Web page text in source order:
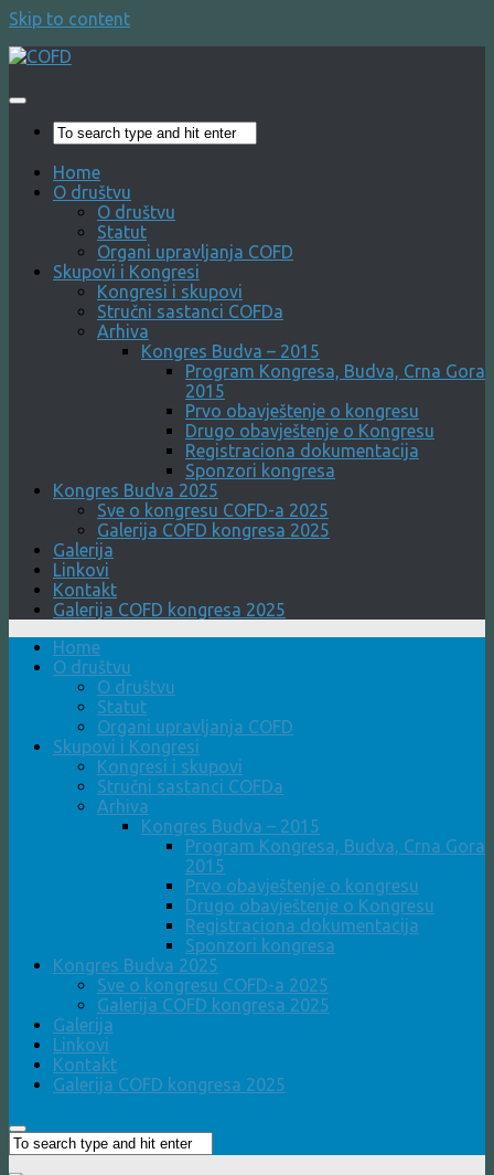
Skip to content
Home
O društvu
O društvu
Statut
Organi upravljanja COFD
Skupovi i Kongresi
Kongresi i skupovi
Stručni sastanci COFDa
Arhiva
Kongres Budva – 2015
Program Kongresa, Budva, Crna Gora
2015
Prvo obavještenje o kongresu
Drugo obavještenje o Kongresu
Registraciona dokumentacija
Sponzori kongresa
Kongres Budva 2025
Sve o kongresu COFD-a 2025
Galerija COFD kongresa 2025
Galerija
Linkovi
Kontakt
Galerija COFD kongresa 2025
Home
O društvu
O društvu
Statut
Organi upravljanja COFD
Skupovi i Kongresi
Kongresi i skupovi
Stručni sastanci COFDa
Arhiva
Kongres Budva – 2015
Program Kongresa, Budva, Crna Gora
2015
Prvo obavještenje o kongresu
Drugo obavještenje o Kongresu
Registraciona dokumentacija
Sponzori kongresa
Kongres Budva 2025
Sve o kongresu COFD-a 2025
Galerija COFD kongresa 2025
Galerija
Linkovi
Kontakt
Galerija COFD kongresa 2025